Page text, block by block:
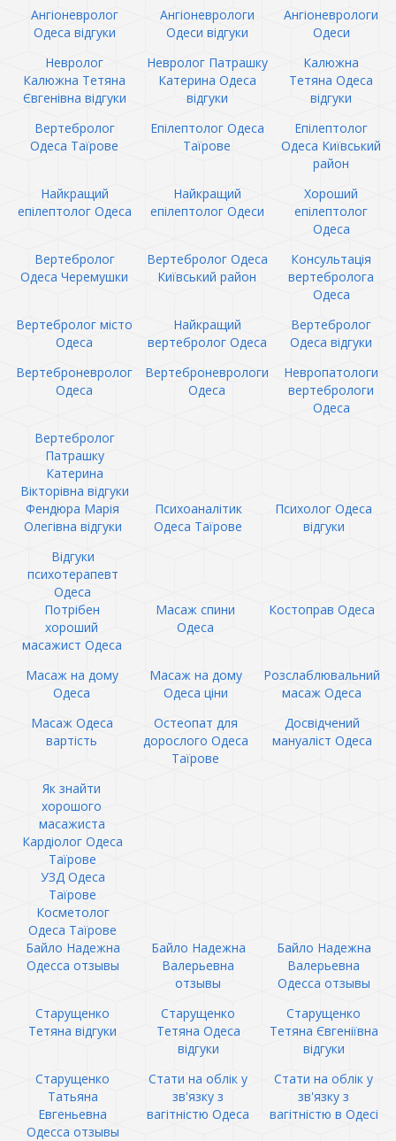
Ангіоневролог
Одеса відгуки
Ангіоневрологи
Одеси відгуки
Ангіоневрологи
Одеси
Невролог
Калюжна Тетяна
Євгенівна відгуки
Невролог Патрашку
Катерина Одеса
відгуки
Калюжна
Тетяна Одеса
відгуки
Вертебролог
Одеса Таїрове
Епілептолог Одеса
Таїрове
Епілептолог
Одеса Київський
район
Найкращий
епілептолог Одеса
Найкращий
епілептолог Одеси
Хороший
епілептолог
Одеса
Вертебролог
Одеса Черемушки
Вертебролог Одеса
Київський район
Консультація
вертебролога
Одеса
Вертебролог місто
Одеса
Найкращий
вертебролог Одеса
Вертебролог
Одеса відгуки
Вертеброневролог
Одеса
Вертеброневрологи
Одеса
Невропатологи
вертебрологи
Одеса
Вертебролог
Патрашку
Катерина
Вікторівна відгуки
Фендюра Марія
Олегівна відгуки
Психоаналітик
Одеса Таїрове
Психолог Одеса
відгуки
Відгуки
психотерапевт
Одеса
Потрібен
хороший
масажист Одеса
Масаж спини
Одеса
Костоправ Одеса
Масаж на дому
Одеса
Масаж на дому
Одеса ціни
Розслаблювальний
масаж Одеса
Масаж Одеса
вартість
Остеопат для
дорослого Одеса
Таїрове
Досвідчений
мануаліст Одеса
Як знайти
хорошого
масажиста
Кардіолог Одеса
Таїрове
УЗД Одеса
Таїрове
Косметолог
Одеса Таїрове
Байло Надежна
Одесса отзывы
Байло Надежна
Валерьевна
отзывы
Байло Надежна
Валерьевна
Одесса отзывы
Старущенко
Тетяна відгуки
Старущенко
Тетяна Одеса
відгуки
Старущенко
Тетяна Євгеніївна
відгуки
Старущенко
Татьяна
Евгеньевна
Одесса отзывы
Стати на облік у
зв'язку з
вагітністю Одеса
Стати на облік у
зв'язку з
вагітністю в Одесі